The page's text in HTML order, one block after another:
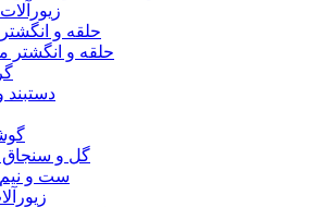
حلقه و انگشتر
حلقه و انگشتر
دستبند
گل و سنجاق
ست و